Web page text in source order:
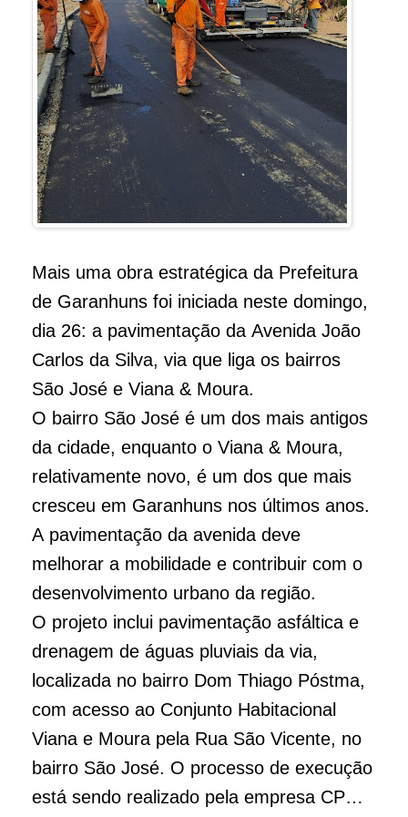
Mais uma obra estratégica da Prefeitura
de Garanhuns foi iniciada neste domingo,
dia 26: a pavimentação da Avenida João
Carlos da Silva, via que liga os bairros
São José e Viana & Moura.
O bairro São José é um dos mais antigos
da cidade, enquanto o Viana & Moura,
relativamente novo, é um dos que mais
cresceu em Garanhuns nos últimos anos.
A pavimentação da avenida deve
melhorar a mobilidade e contribuir com o
desenvolvimento urbano da região.
O projeto inclui pavimentação asfáltica e
drenagem de águas pluviais da via,
localizada no bairro Dom Thiago Póstma,
com acesso ao Conjunto Habitacional
Viana e Moura pela Rua São Vicente, no
bairro São José. O processo de execução
está sendo realizado pela empresa CPM